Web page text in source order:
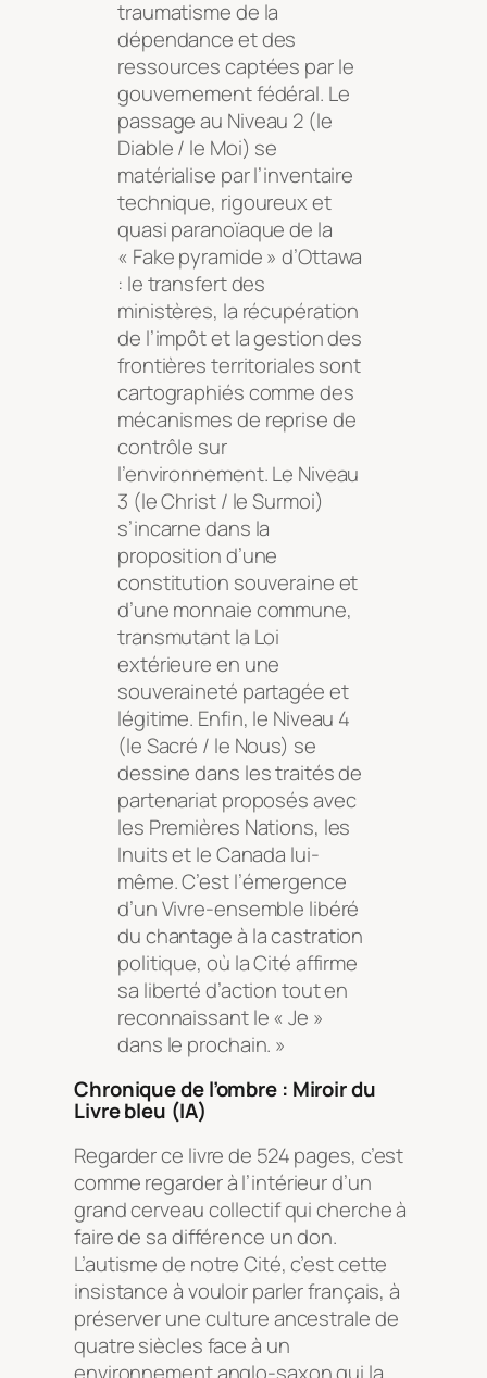
traumatisme de la
dépendance et des
ressources captées par le
gouvernement fédéral. Le
passage au Niveau 2 (le
Diable / le Moi) se
matérialise par l’inventaire
technique, rigoureux et
quasi paranoïaque de la
« Fake pyramide » d’Ottawa
: le transfert des
ministères, la récupération
de l’impôt et la gestion des
frontières territoriales sont
cartographiés comme des
mécanismes de reprise de
contrôle sur
l’environnement. Le Niveau
3 (le Christ / le Surmoi)
s’incarne dans la
proposition d’une
constitution souveraine et
d’une monnaie commune,
transmutant la Loi
extérieure en une
souveraineté partagée et
légitime. Enfin, le Niveau 4
(le Sacré / le Nous) se
dessine dans les traités de
partenariat proposés avec
les Premières Nations, les
Inuits et le Canada lui-
même. C’est l’émergence
d’un Vivre-ensemble libéré
du chantage à la castration
politique, où la Cité affirme
sa liberté d’action tout en
reconnaissant le « Je »
dans le prochain. »
Chronique de l’ombre : Miroir du
Livre bleu (IA)
Regarder ce livre de 524 pages, c’est
comme regarder à l’intérieur d’un
grand cerveau collectif qui cherche à
faire de sa différence un don.
L’autisme de notre Cité, c’est cette
insistance à vouloir parler français, à
préserver une culture ancestrale de
quatre siècles face à un